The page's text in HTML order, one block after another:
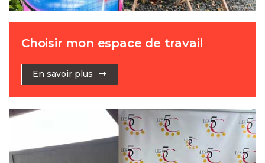
Choisir mon espace de travail
En savoir plus